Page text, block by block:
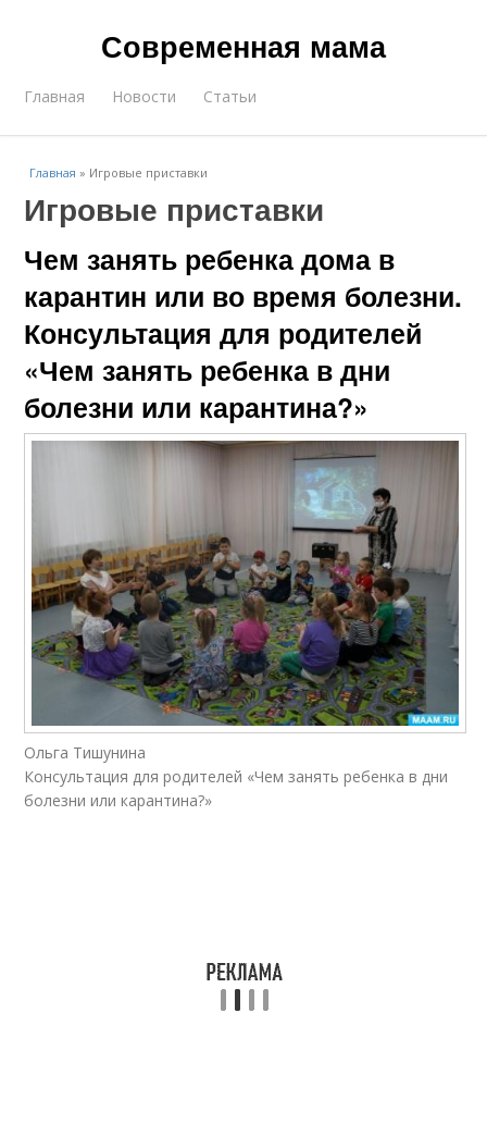
Современная мама
Главная Новости Статьи
Главная » Игровые приставки
Игровые приставки
Чем занять ребенка дома в
карантин или во время болезни.
Консультация для родителей
«Чем занять ребенка в дни
болезни или карантина?»
Ольга Тишунина
Консультация для родителей «Чем занять ребенка в дни
болезни или карантина?»